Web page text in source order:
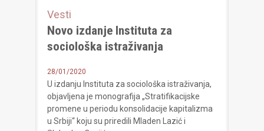
Vesti
Novo izdanje Instituta za
sociološka istraživanja
28/01/2020
U izdanju Instituta za sociološka istraživanja,
objavljena je monografija „Stratifikacijske
promene u periodu konsolidacije kapitalizma
u Srbiji“ koju su priredili Mladen Lazić i